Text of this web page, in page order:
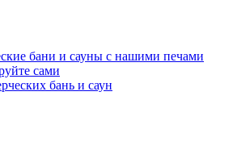
бани и сауны с нашими печами
сами
бань и саун